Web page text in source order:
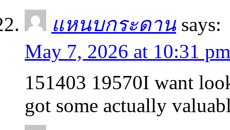
แหนบกระดาน says:
May 7, 2026 at 10:31 pm
151403 19570I want
got some actually